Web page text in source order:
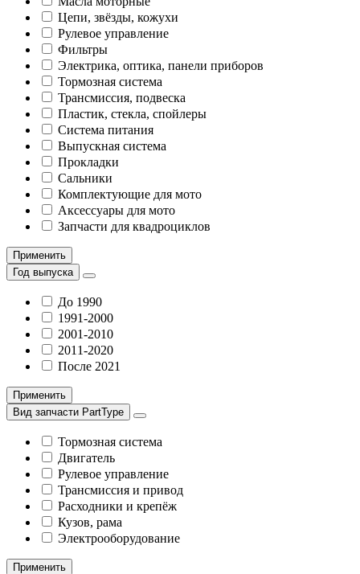
Цепи, звёзды, кожухи
Рулевое управление
Фильтры
Электрика, оптика, панели приборов
Тормозная система
Трансмиссия, подвеска
Пластик, стекла, спойлеры
Система питания
Выпускная система
Прокладки
Сальники
Комплектующие для мото
Аксессуары для мото
Запчасти для квадроциклов
Применить
Год выпуска
До 1990
1991-2000
2001-2010
2011-2020
После 2021
Применить
Вид запчасти PartType
Тормозная система
Двигатель
Рулевое управление
Трансмиссия и привод
Расходники и крепёж
Кузов, рама
Электрооборудование
Применить